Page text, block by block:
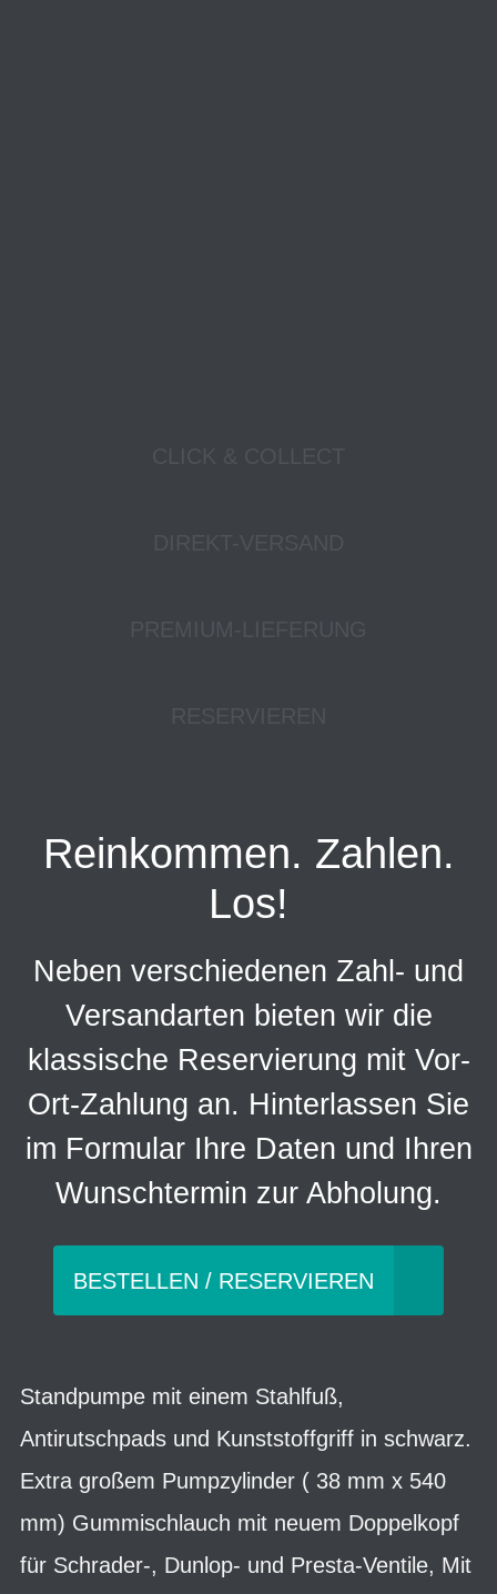
Reinkommen. Zahlen.
Los!
Neben verschiedenen Zahl- und
Versandarten bieten wir die
klassische Reservierung mit Vor-
Ort-Zahlung an. Hinterlassen Sie
im Formular Ihre Daten und Ihren
Wunschtermin zur Abholung.
BESTELLEN / RESERVIEREN
Standpumpe mit einem Stahlfuß,
Antirutschpads und Kunststoffgriff in schwarz.
Extra großem Pumpzylinder ( 38 mm x 540
mm) Gummischlauch mit neuem Doppelkopf
für Schrader-, Dunlop- und Presta-Ventile, Mit